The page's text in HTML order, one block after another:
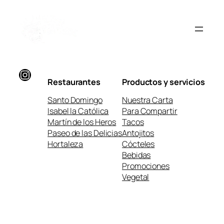
InstagramRestaurantes
Santo Domingo
Isabel la Católica
Martín de los Heros
Paseo de las Delicias
Hortaleza
Productos y servicios
Nuestra Carta
Para Compartir
Tacos
Antojitos
Cócteles
Bebidas
Promociones
Vegetal